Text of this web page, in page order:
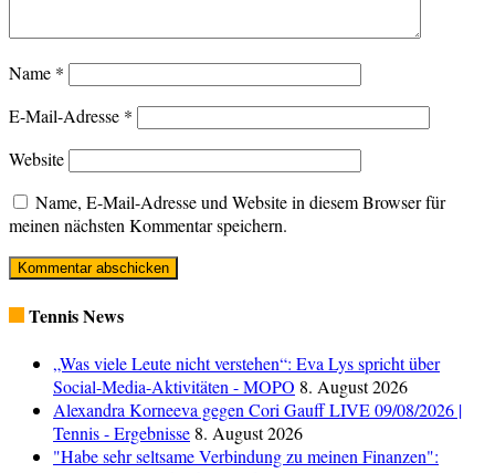
Name *
E-Mail-Adresse *
Website
Name, E-Mail-Adresse und Website in diesem Browser für
meinen nächsten Kommentar speichern.
Tennis News
„Was viele Leute nicht verstehen“: Eva Lys spricht über
Social-Media-Aktivitäten - MOPO 8. August 2026
Alexandra Korneeva gegen Cori Gauff LIVE 09/08/2026 |
Tennis - Ergebnisse 8. August 2026
"Habe sehr seltsame Verbindung zu meinen Finanzen":